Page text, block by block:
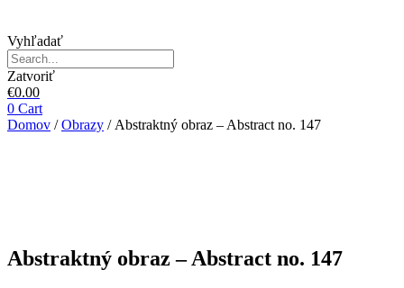
Vyhľadať
Zatvoriť
€0.00
0 Cart
Domov /Obrazy / Abstraktný obraz – Abstract no. 147
Abstraktný obraz – Abstract no. 147